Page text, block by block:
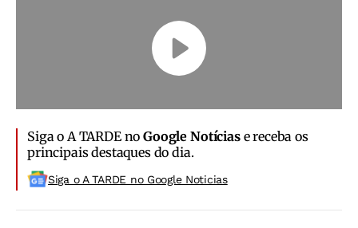
Siga o A TARDE noGoogle Notíciase receba os
principais destaques do dia.
Siga o A TARDE no Google Noticias